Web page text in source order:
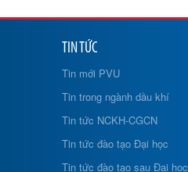
TIN TỨC
Tin mới PVU
Tin trong ngành dầu khí
Tin tức NCKH-CGCN
Tin tức đào tạo Đại học
Tin tức đào tạo sau Đại học